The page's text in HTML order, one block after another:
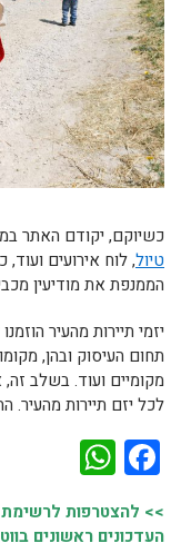
כשיוקם, יקודם האתר
טיול, לוח אירועים
הממנפת את מודיעין
יזמי תיירות מהעיר
תחום העיסוק ובהן,
מקומיים ועוד. בשלב זה,
לכל יזם תיירות מהעיר.
Facebook
>> להצטרפות
העדכונים ראשונים